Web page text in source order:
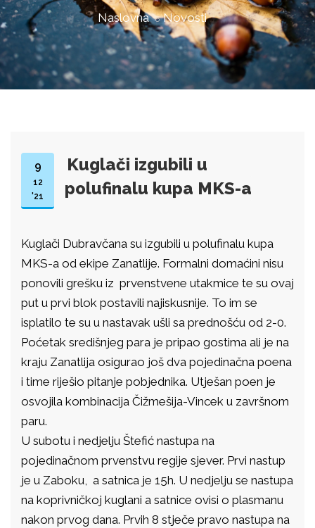
Naslovna Novosti
9
12
'21
Kuglači izgubili u
polufinalu kupa MKS-a
Kuglači Dubravčana su izgubili u polufinalu kupa
MKS-a od ekipe Zanatlije. Formalni domaćini nisu
ponovili grešku iz prvenstvene utakmice te su ovaj
put u prvi blok postavili najiskusnije. To im se
isplatilo te su u nastavak ušli sa prednošću od 2-0.
Poćetak središnjeg para je pripao gostima ali je na
kraju Zanatlija osigurao još dva pojedinačna poena
i time riješio pitanje pobjednika. Utješan poen je
osvojila kombinacija Čižmešija-Vincek u završnom
paru.
U subotu i nedjelju Štefić nastupa na
pojedinačnom prvenstvu regije sjever. Prvi nastup
je u Zaboku, a satnica je 15h. U nedjelju se nastupa
na koprivničkoj kuglani a satnice ovisi o plasmanu
nakon prvog dana. Prvih 8 stječe pravo nastupa na